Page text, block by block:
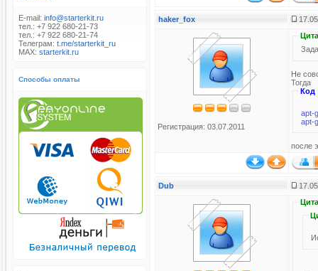
E-mail: info@starterkit.ru
тел.: +7 922 680-21-73
тел.: +7 922 680-21-74
Телеграм: t.me/starterkit_ru
MAX: starterkit.ru
Способы оплаты
haker_fox
Регистрация: 03.07.2011
Не
Тогда
Код
apt-
apt-
после
Dub